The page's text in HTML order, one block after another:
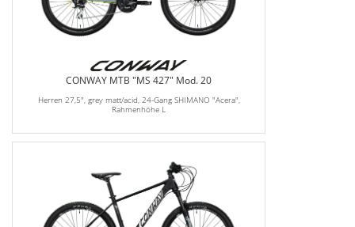
CONWAY MTB "MS 427" Mod. 20
Herren 27,5", grey matt/acid, 24-Gang SHIMANO "Acera",
Rahmenhöhe L